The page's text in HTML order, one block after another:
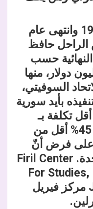
ابتدأ بناء السد عام 1968 وانتهى عام
الراحل حافظ
النهائية حسب
الألمانية 340 مليون دولار، منها
السوفيتي،
بأيد سورية
تكلفة بـ
285 مليون دولار أي 45% أقل من
على فرض أنّ
شروط التمويل كانت واحدة. Firil Center
For Studies,
Jameel M. Shaheen مركز فيريل